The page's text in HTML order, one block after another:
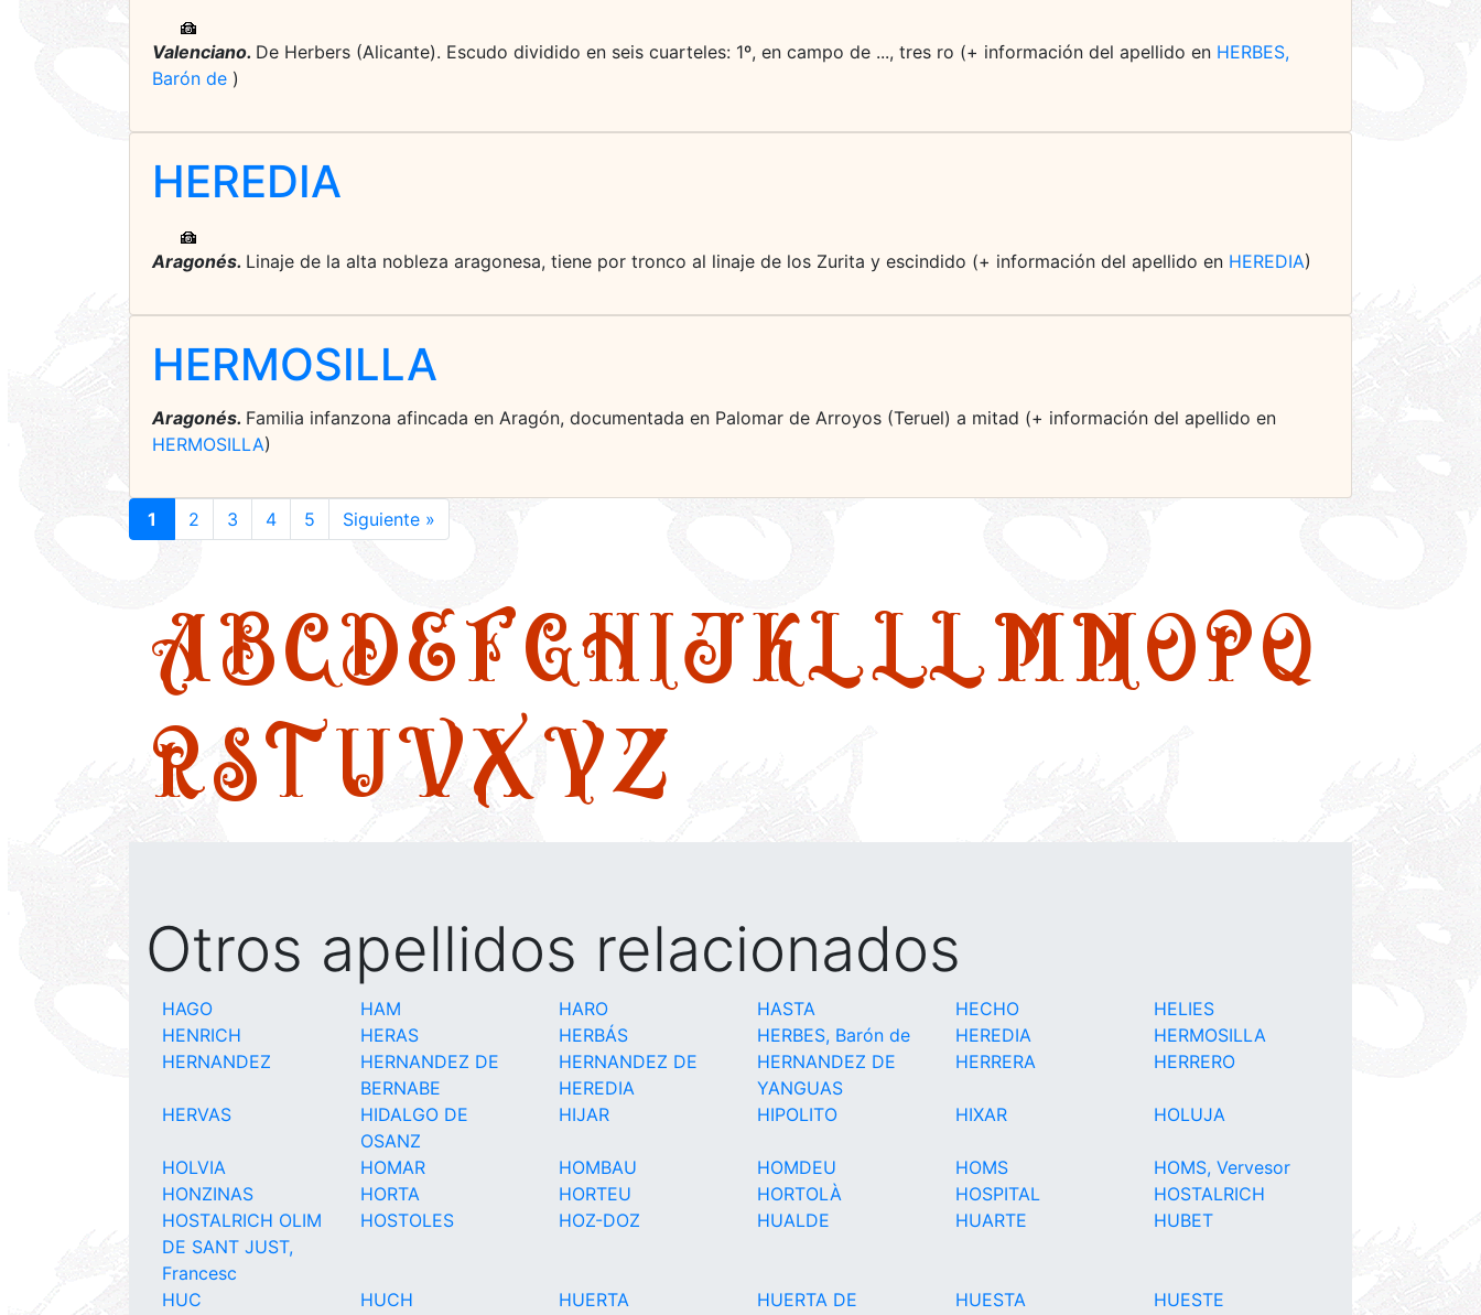
Valenciano. De Herbers (Alicante). Escudo dividido en seis cuarteles: 1º, en campo de ..., tres ro (+ información del apellido en HERBES,
Barón de )
HEREDIA
Aragonés. Linaje de la alta nobleza aragonesa, tiene por tronco al linaje de los Zurita y escindido (+ información del apellido en HEREDIA)
HERMOSILLA
Aragonés. Familia infanzona afincada en Aragón, documentada en Palomar de Arroyos (Teruel) a mitad (+ información del apellido en
HERMOSILLA)
1 2 3 4 5 Siguiente »
ABCDEFGHIJKLLLMNOPQ
RSTUVXYZ
Otros apellidos relacionados
HAGO HAM HARO HASTA HECHO
HELIES
HENRICH
HERAS HERBÁS HERBES, Barón de HEREDIA
HERMOSILLA
HERNANDEZ
HERNANDEZ DE
BERNABE
HERNANDEZ DE
HEREDIA
HERNANDEZ DE
YANGUAS
HERRERA HERRERO
HERVAS
HIDALGO DE
OSANZ
HIJAR HIPOLITO HIXAR HOLUJA
HOLVIA HOMAR HOMBAU HOMDEU HOMS
HOMS, Vervesor
HONZINAS
HORTA HORTEU HORTOLÀ HOSPITAL
HOSTALRICH
HOSTALRICH OLIM
DE SANT JUST,
Francesc
HOSTOLES HOZ-DOZ HUALDE HUARTE HUBET
HUC HUCH HUERTA HUERTA DE HUESTA HUESTE